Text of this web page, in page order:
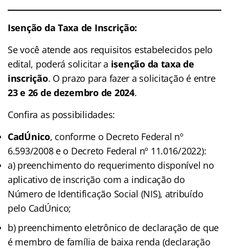
Isenção da Taxa de Inscrição:
Se você atende aos requisitos estabelecidos pelo
edital, poderá solicitar a isenção da taxa de
inscrição. O prazo para fazer a solicitação é entre
23 e 26 de dezembro de 2024.
Confira as possibilidades:
CadÚnico, conforme o Decreto Federal nº
6.593/2008 e o Decreto Federal nº 11.016/2022):
a) preenchimento do requerimento disponível no
aplicativo de inscrição com a indicação do
Número de Identificação Social (NIS), atribuído
pelo CadÚnico;
b) preenchimento eletrônico de declaração de que
é membro de família de baixa renda (declaração